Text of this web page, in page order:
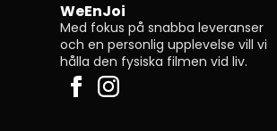
WeEnJoi
Med fokus på snabba leveranser
och en personlig upplevelse vill vi
hålla den fysiska filmen vid liv.